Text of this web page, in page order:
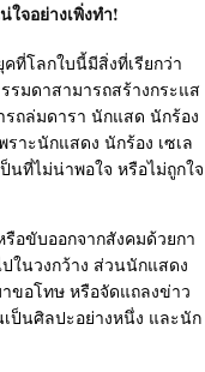
ใจอย่างเพิ่งทำ!
ที่โลกใบนี้มีสิ่งที่เรียกว่า
รมดาสามารถสร้างกระแส
รถล่มดารา นักแสด นักร้อง
ราะนักแสดง นักร้อง เซเล
นที่ไม่น่าพอใจ หรือไม่ถูกใจ
รือขับออกจากสังคมด้วยกา
ในวงกว้าง ส่วนนักแสดง
าขอโทษ หรือจัดแถลงข่าว
เป็นศิลปะอย่างหนึ่ง และนัก